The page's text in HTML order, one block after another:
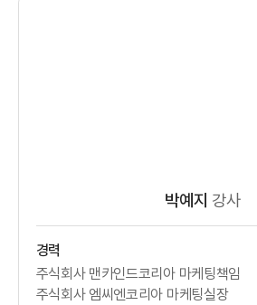
박예지 강사
경력
주식회사 맨카인드코리아 마케팅책임
주식회사 엠씨엔코리아 마케팅실장